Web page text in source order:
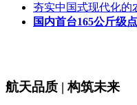
夯实中国式现代化的
国内首台165公斤级
航天品质 | 构筑未来